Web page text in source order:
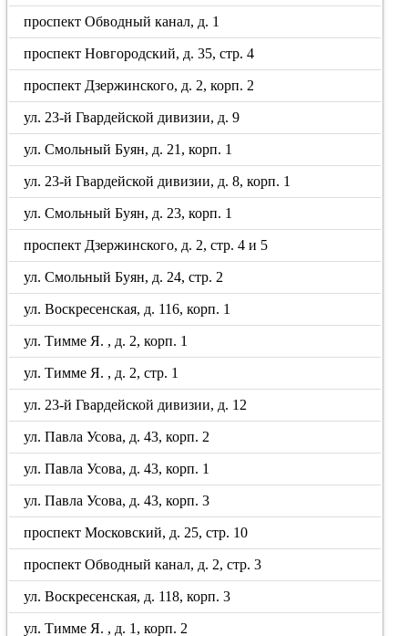
проспект Обводный канал, д. 1
проспект Новгородский, д. 35, стр. 4
проспект Дзержинского, д. 2, корп. 2
ул. 23-й Гвардейской дивизии, д. 9
ул. Смольный Буян, д. 21, корп. 1
ул. 23-й Гвардейской дивизии, д. 8, корп. 1
ул. Смольный Буян, д. 23, корп. 1
проспект Дзержинского, д. 2, стр. 4 и 5
ул. Смольный Буян, д. 24, стр. 2
ул. Воскресенская, д. 116, корп. 1
ул. Тимме Я. , д. 2, корп. 1
ул. Тимме Я. , д. 2, стр. 1
ул. 23-й Гвардейской дивизии, д. 12
ул. Павла Усова, д. 43, корп. 2
ул. Павла Усова, д. 43, корп. 1
ул. Павла Усова, д. 43, корп. 3
проспект Московский, д. 25, стр. 10
проспект Обводный канал, д. 2, стр. 3
ул. Воскресенская, д. 118, корп. 3
ул. Тимме Я. , д. 1, корп. 2